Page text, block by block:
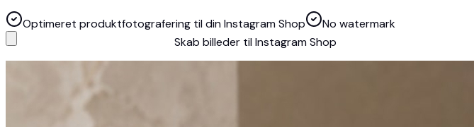
Optimeret produktfotografering til din Instagram Shop
No watermark
Skab billeder til Instagram Shop